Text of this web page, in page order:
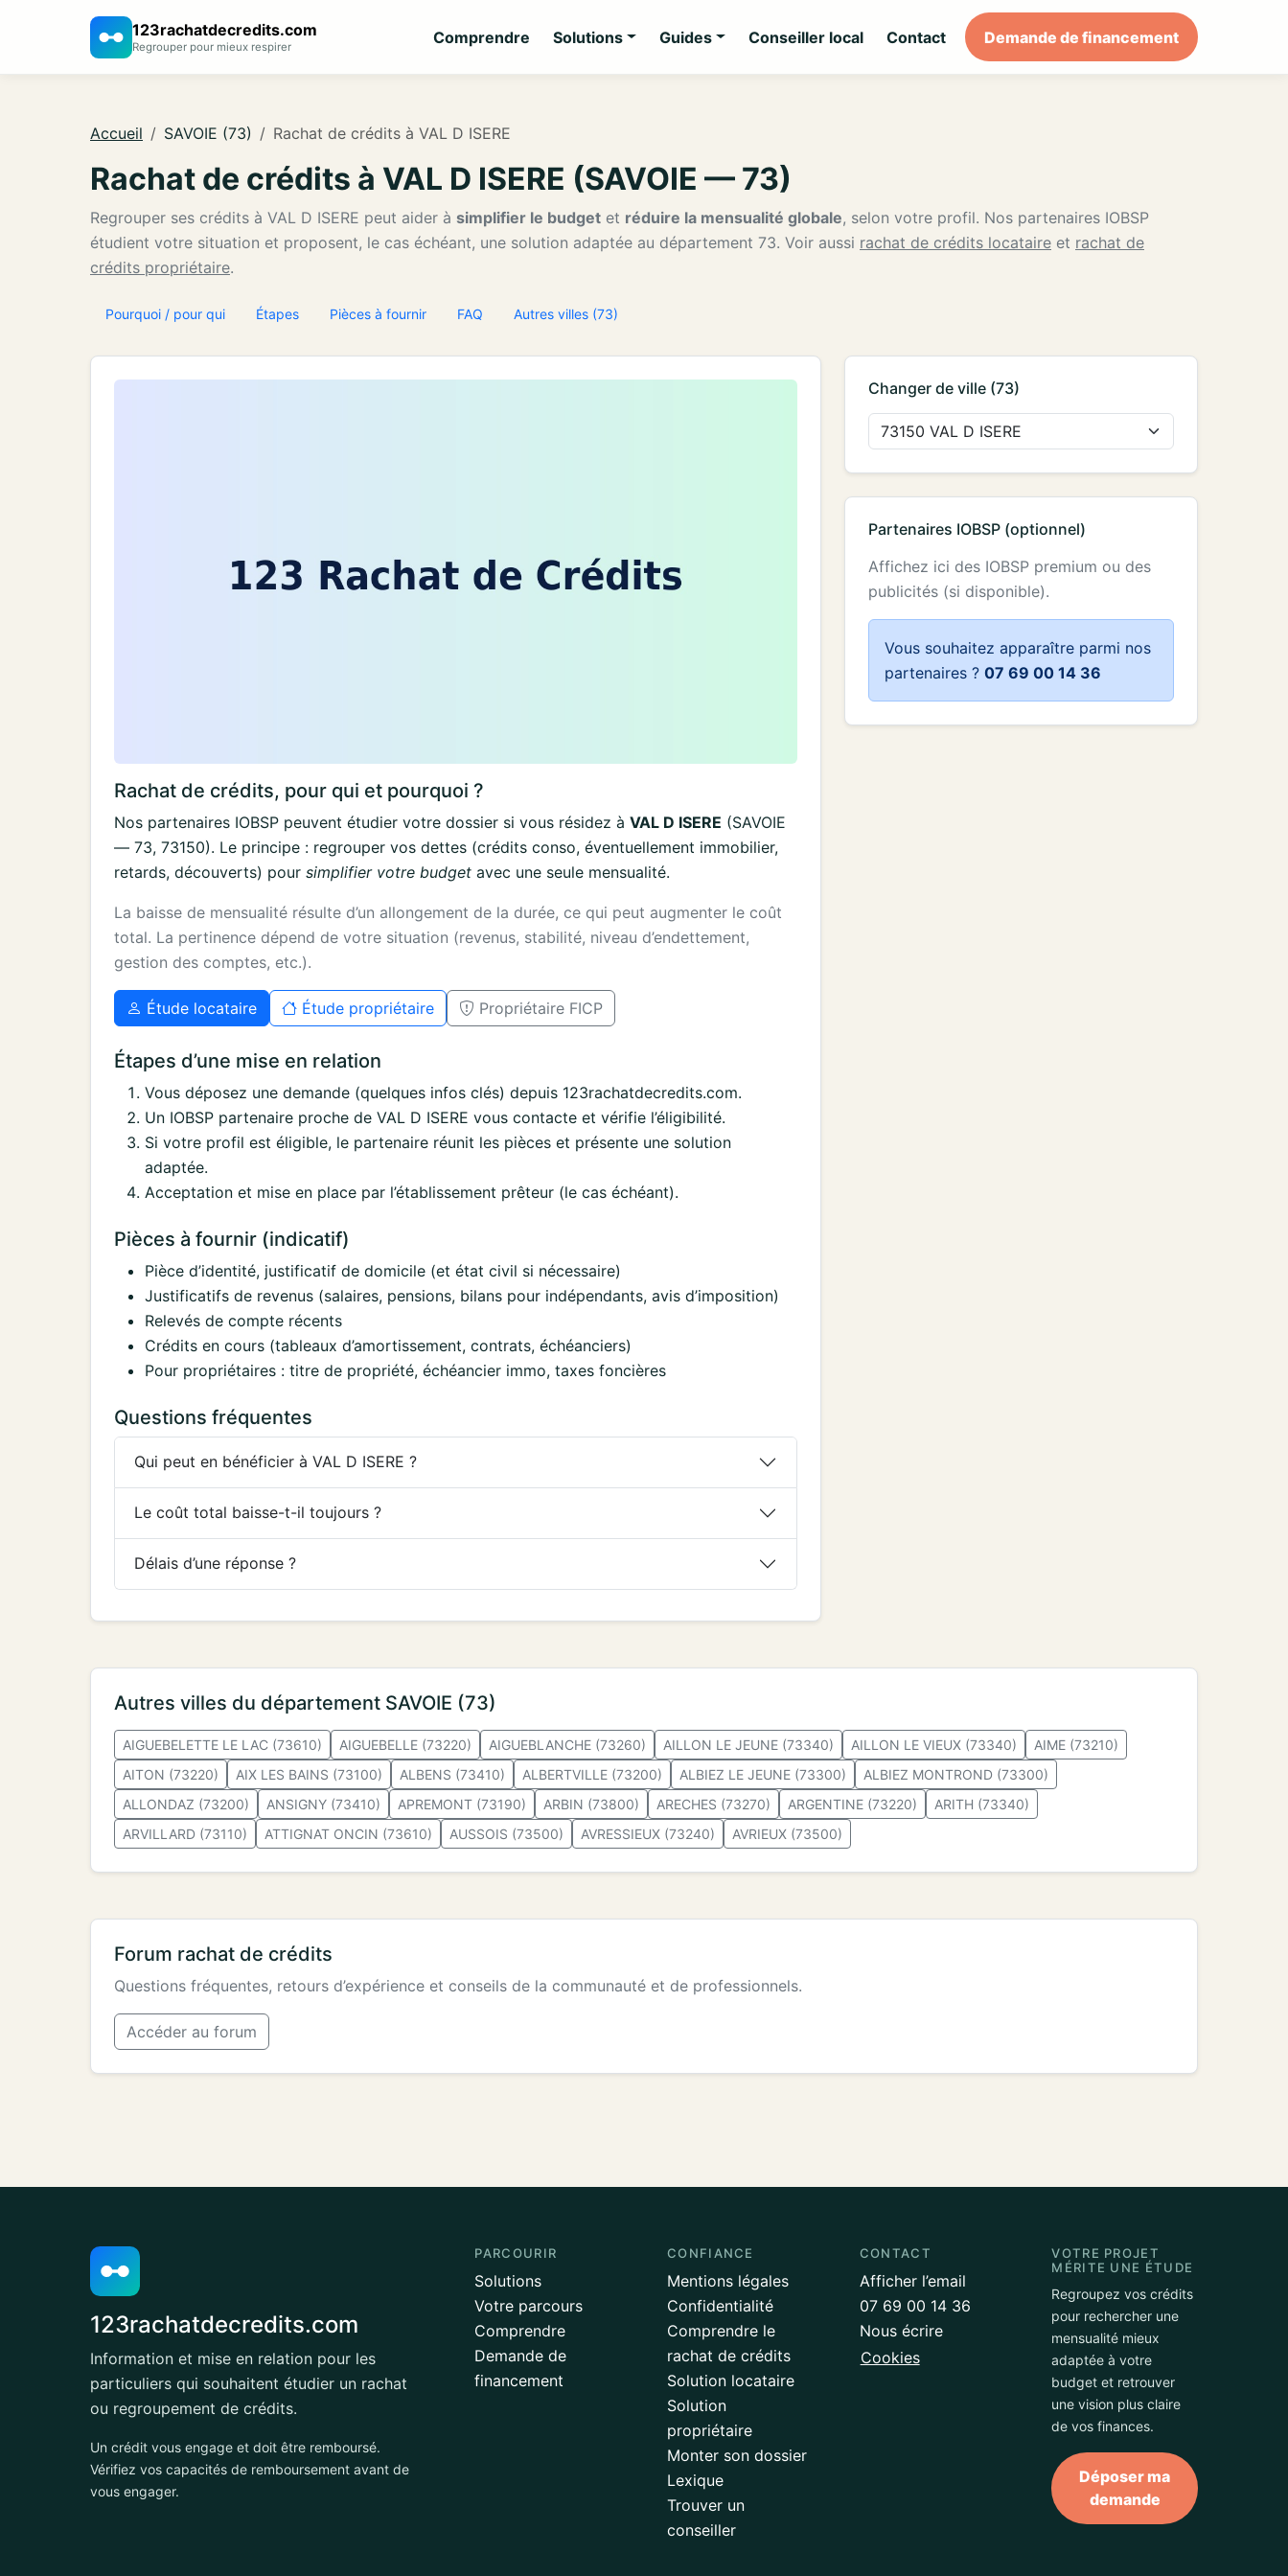
123rachatdecredits.com
Regrouper pour mieux respirer Comprendre Solutions Guides Conseiller local Contact Demande de financement
Accueil SAVOIE (73) Rachat de crédits à VAL D ISERE
Rachat de crédits à VAL D ISERE (SAVOIE — 73)
Regrouper ses crédits à VAL D ISERE peut aider à simplifier le budget et réduire la mensualité globale, selon votre profil. Nos partenaires IOBSP
étudient votre situation et proposent, le cas échéant, une solution adaptée au département 73. Voir aussi rachat de crédits locataire et rachat de
crédits propriétaire.
Pourquoi / pour qui Étapes Pièces à fournir FAQ Autres villes (73)
Rachat de crédits, pour qui et pourquoi ?
Nos partenaires IOBSP peuvent étudier votre dossier si vous résidez à VAL D ISERE (SAVOIE
— 73, 73150). Le principe : regrouper vos dettes (crédits conso, éventuellement immobilier,
retards, découverts) pour simplifier votre budget avec une seule mensualité.
La baisse de mensualité résulte d’un allongement de la durée, ce qui peut augmenter le coût
total. La pertinence dépend de votre situation (revenus, stabilité, niveau d’endettement,
gestion des comptes, etc.).
Étude locataire Étude propriétaire Propriétaire FICP
Étapes d’une mise en relation
Vous déposez une demande (quelques infos clés) depuis 123rachatdecredits.com.
Un IOBSP partenaire proche de VAL D ISERE vous contacte et vérifie l’éligibilité.
Si votre profil est éligible, le partenaire réunit les pièces et présente une solution
adaptée.
Acceptation et mise en place par l’établissement prêteur (le cas échéant).
Pièces à fournir (indicatif)
Pièce d’identité, justificatif de domicile (et état civil si nécessaire)
Justificatifs de revenus (salaires, pensions, bilans pour indépendants, avis d’imposition)
Relevés de compte récents
Crédits en cours (tableaux d’amortissement, contrats, échéanciers)
Pour propriétaires : titre de propriété, échéancier immo, taxes foncières
Questions fréquentes
Qui peut en bénéficier à VAL D ISERE ?
Le coût total baisse-t-il toujours ?
Délais d’une réponse ?
Changer de ville (73)
Partenaires IOBSP (optionnel)
Affichez ici des IOBSP premium ou des
publicités (si disponible).
Vous souhaitez apparaître parmi nos
partenaires ? 07 69 00 14 36
Autres villes du département SAVOIE (73)
AIGUEBELETTE LE LAC (73610) AIGUEBELLE (73220) AIGUEBLANCHE (73260) AILLON LE JEUNE (73340) AILLON LE VIEUX (73340)
AIME (73210)
AITON (73220)
AIX LES BAINS (73100) ALBENS (73410) ALBERTVILLE (73200) ALBIEZ LE JEUNE (73300)
ALBIEZ MONTROND (73300)
ALLONDAZ (73200)
ANSIGNY (73410) APREMONT (73190) ARBIN (73800) ARECHES (73270) ARGENTINE (73220)
ARITH (73340)
ARVILLARD (73110)
ATTIGNAT ONCIN (73610) AUSSOIS (73500) AVRESSIEUX (73240) AVRIEUX (73500)
Forum rachat de crédits
Questions fréquentes, retours d’expérience et conseils de la communauté et de professionnels.
Accéder au forum
123rachatdecredits.com
Information et mise en relation pour les
particuliers qui souhaitent étudier un rachat
ou regroupement de crédits.
Un crédit vous engage et doit être remboursé.
Vérifiez vos capacités de remboursement avant de
vous engager.
PARCOURIR
Solutions
Votre parcours
Comprendre
Demande de
financement
CONFIANCE
Mentions légales
Confidentialité
Comprendre le
rachat de crédits
Solution locataire
Solution
propriétaire
Monter son dossier
Lexique
Trouver un
conseiller
CONTACT
Afficher l’email
07 69 00 14 36
Nous écrire
Cookies
VOTRE PROJET
MÉRITE UNE ÉTUDE
Regroupez vos crédits
pour rechercher une
mensualité mieux
adaptée à votre
budget et retrouver
une vision plus claire
de vos finances.
Déposer ma
demande